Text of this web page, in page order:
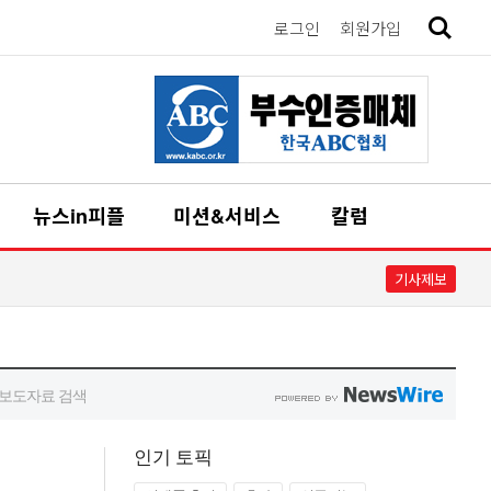
인기 토픽